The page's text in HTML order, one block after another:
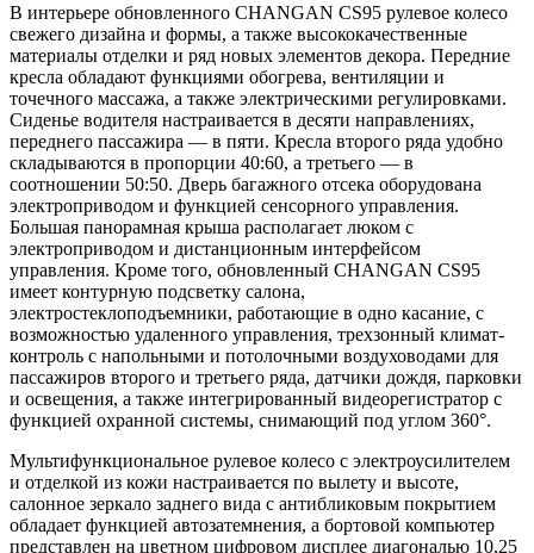
В интерьере обновленного CHANGAN CS95 рулевое колесо
свежего дизайна и формы, а также высококачественные
материалы отделки и ряд новых элементов декора. Передние
кресла обладают функциями обогрева, вентиляции и
точечного массажа, а также электрическими регулировками.
Сиденье водителя настраивается в десяти направлениях,
переднего пассажира — в пяти. Кресла второго ряда удобно
складываются в пропорции 40:60, а третьего — в
соотношении 50:50. Дверь багажного отсека оборудована
электроприводом и функцией сенсорного управления.
Большая панорамная крыша располагает люком с
электроприводом и дистанционным интерфейсом
управления. Кроме того, обновленный CHANGAN CS95
имеет контурную подсветку салона,
электростеклоподъемники, работающие в одно касание, с
возможностью удаленного управления, трехзонный климат-
контроль с напольными и потолочными воздуховодами для
пассажиров второго и третьего ряда, датчики дождя, парковки
и освещения, а также интегрированный видеорегистратор с
функцией охранной системы, снимающий под углом 360°.
Мультифункциональное рулевое колесо с электроусилителем
и отделкой из кожи настраивается по вылету и высоте,
салонное зеркало заднего вида с антибликовым покрытием
обладает функцией автозатемнения, а бортовой компьютер
представлен на цветном цифровом дисплее диагональю 10,25